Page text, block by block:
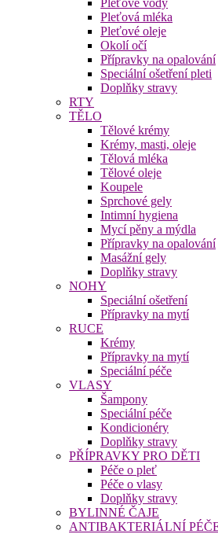
Pleťové vody
Pleťová mléka
Pleťové oleje
Okolí očí
Přípravky na opalování
Speciální ošetření pleti
Doplňky stravy
RTY
TĚLO
Tělové krémy
Krémy, masti, oleje
Tělová mléka
Tělové oleje
Koupele
Sprchové gely
Intimní hygiena
Mycí pěny a mýdla
Přípravky na opalování
Masážní gely
Doplňky stravy
NOHY
Speciální ošetření
Přípravky na mytí
RUCE
Krémy
Přípravky na mytí
Speciální péče
VLASY
Šampony
Speciální péče
Kondicionéry
Doplňky stravy
PŘÍPRAVKY PRO DĚTI
Péče o pleť
Péče o vlasy
Doplňky stravy
BYLINNÉ ČAJE
ANTIBAKTERIÁLNÍ